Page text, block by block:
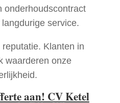
onderhoudscontract
service.
Klanten in
waarderen onze
aan! CV Ketel